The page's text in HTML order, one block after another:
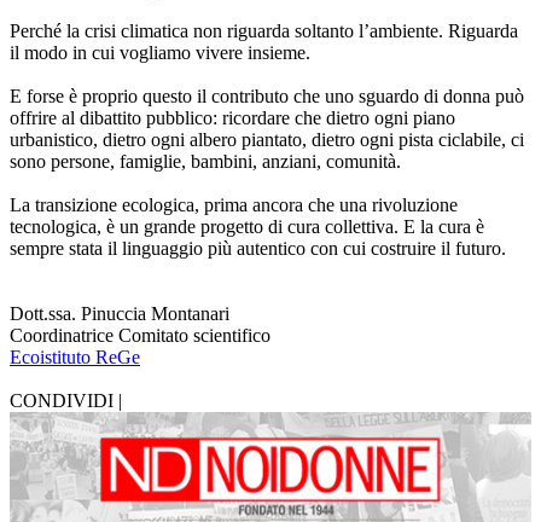
Perché la crisi climatica non riguarda soltanto l’ambiente. Riguarda
il modo in cui vogliamo vivere insieme.
E forse è proprio questo il contributo che uno sguardo di donna può
offrire al dibattito pubblico: ricordare che dietro ogni piano
urbanistico, dietro ogni albero piantato, dietro ogni pista ciclabile, ci
sono persone, famiglie, bambini, anziani, comunità.
La transizione ecologica, prima ancora che una rivoluzione
tecnologica, è un grande progetto di cura collettiva. E la cura è
sempre stata il linguaggio più autentico con cui costruire il futuro.
Dott.ssa. Pinuccia Montanari
Coordinatrice Comitato scientifico
Ecoistituto ReGe
CONDIVIDI |